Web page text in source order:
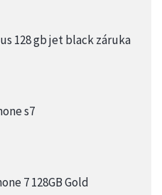
128 gb jet black záruka
s7
7 128GB Gold